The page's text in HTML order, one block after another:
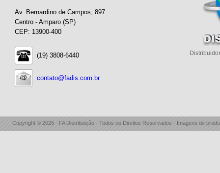
Av. Bernardino de Campos, 897
Centro - Amparo (SP)
CEP: 13900-400
(19) 3808-6440
contato@fadis.com.br
Copyright © 2026 - FA Distribuição - Todos os Direitos Reservados - Imagens de